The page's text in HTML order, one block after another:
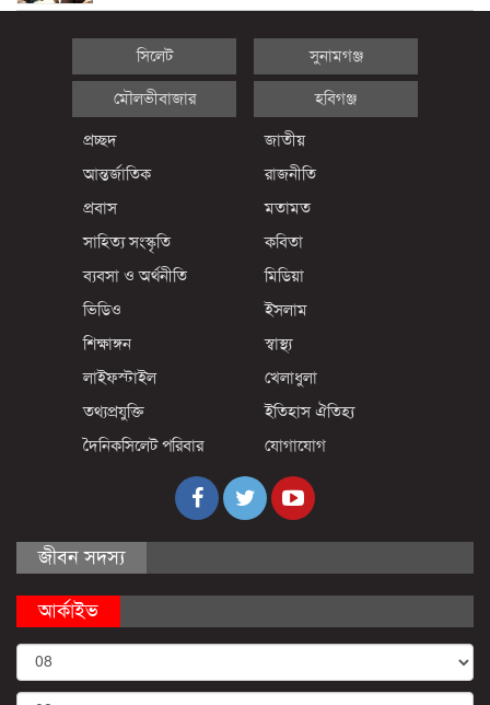
সিলেট সুনামগঞ্জ
মৌলভীবাজার হবিগঞ্জ
প্রচ্ছদ
জাতীয়
আন্তর্জাতিক
রাজনীতি
প্রবাস
মতামত
সাহিত্য সংস্কৃতি
কবিতা
ব্যবসা ও অর্থনীতি
মিডিয়া
ভিডিও
ইসলাম
শিক্ষাঙ্গন
স্বাস্থ্য
লাইফস্টাইল
খেলাধুলা
তথ্যপ্রযুক্তি
ইতিহাস ঐতিহ্য
দৈনিকসিলেট পরিবার
যোগাযোগ
জীবন সদস্য
আর্কাইভ